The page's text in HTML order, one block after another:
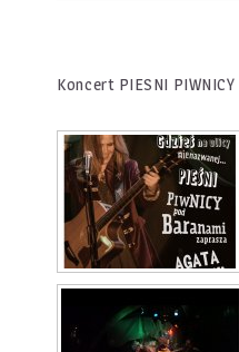
Koncert PIESNI PIWNICY